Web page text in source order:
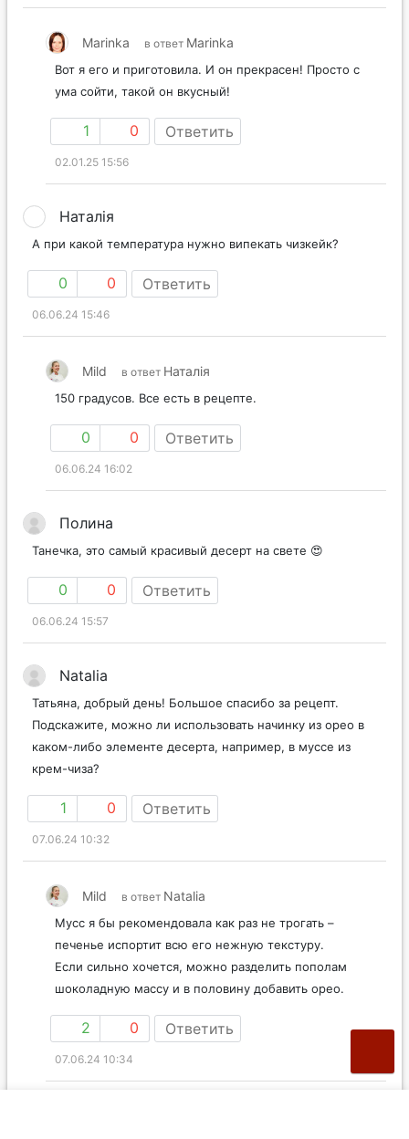
Marinka в ответ Marinka
Вот я его и приготовила. И он прекрасен! Просто с
ума сойти, такой он вкусный!
1 0 Ответить
02.01.25 15:56
Наталія
А при какой температура нужно випекать чизкейк?
0 0 Ответить
06.06.24 15:46
Mild в ответ Наталія
150 градусов. Все есть в рецепте.
0 0 Ответить
06.06.24 16:02
Полина
Танечка, это самый красивый десерт на свете 😍
0 0 Ответить
06.06.24 15:57
Natalia
Татьяна, добрый день! Большое спасибо за рецепт.
Подскажите, можно ли использовать начинку из орео в
каком-либо элементе десерта, например, в муссе из
крем-чиза?
1 0 Ответить
07.06.24 10:32
Mild в ответ Natalia
Мусс я бы рекомендовала как раз не трогать –
печенье испортит всю его нежную текстуру.
Если сильно хочется, можно разделить пополам
шоколадную массу и в половину добавить орео.
2 0 Ответить
07.06.24 10:34